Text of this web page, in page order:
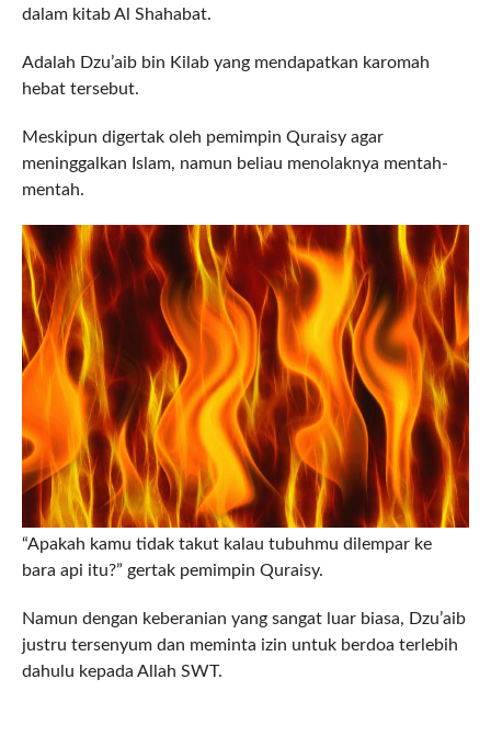
dalam kitab Al Shahabat.
Adalah Dzu’aib bin Kilab yang mendapatkan karomah
hebat tersebut.
Meskipun digertak oleh pemimpin Quraisy agar
meninggalkan Islam, namun beliau menolaknya mentah-
mentah.
“Apakah kamu tidak takut kalau tubuhmu dilempar ke
bara api itu?” gertak pemimpin Quraisy.
Namun dengan keberanian yang sangat luar biasa, Dzu’aib
justru tersenyum dan meminta izin untuk berdoa terlebih
dahulu kepada Allah SWT.